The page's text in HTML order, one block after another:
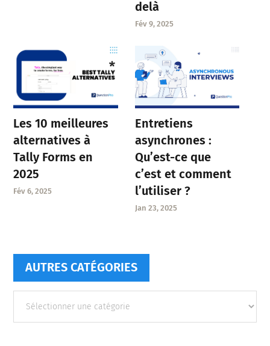
delà
Fév 9, 2025
Les 10 meilleures
alternatives à
Tally Forms en
2025
Fév 6, 2025
Entretiens
asynchrones :
Qu’est-ce que
c’est et comment
l’utiliser ?
Jan 23, 2025
AUTRES CATÉGORIES
catégories